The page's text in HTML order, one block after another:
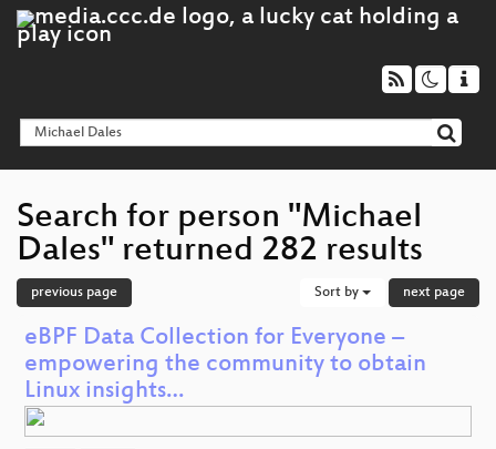
Search for person "Michael
Dales" returned 282 results
previous page Sort by next page
eBPF Data Collection for Everyone –
empowering the community to obtain
Linux insights…